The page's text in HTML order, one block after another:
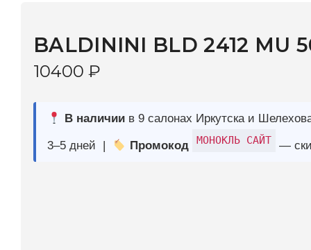
3–5 дней | Промокод — скидка 10%